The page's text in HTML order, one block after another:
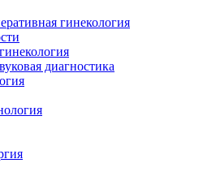
гинекология
диагностика